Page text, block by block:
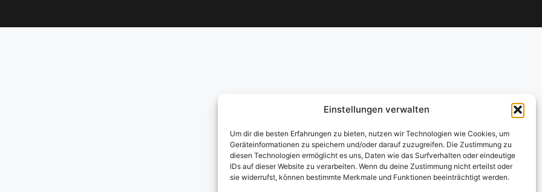
Einstellungen verwalten
Um dir die besten Erfahrungen zu bieten, nutzen wir Technologien wie Cookies, um
Geräteinformationen zu speichern und/oder darauf zuzugreifen. Die Zustimmung zu
diesen Technologien ermöglicht es uns, Daten wie das Surfverhalten oder eindeutige
IDs auf dieser Website zu verarbeiten. Wenn du deine Zustimmung nicht erteilst oder
sie widerrufst, können bestimmte Merkmale und Funktionen beeinträchtigt werden.